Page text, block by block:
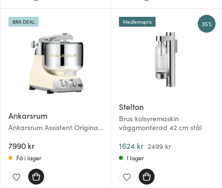
Ankarsrum
Ankarsrum Assistent Original
Light
7990 kr
BRA DEAL
Få i lager
Stelton
Brus kolsyremaskin
väggmonterad 42 cm stål
1624 kr 2499 kr
Medlemspris 35%
I lager